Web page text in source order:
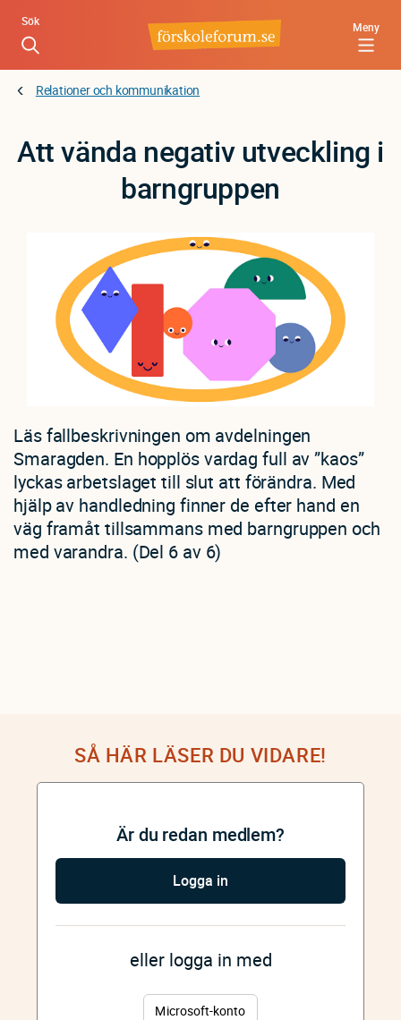
Hoppa
huvudinnehåll
Meny
Sök
Relationer och kommunikation
Att vända negativ utveckling i
barngruppen
Läs fallbeskrivningen om avdelningen
Smaragden. En hopplös vardag full av ”kaos”
lyckas arbetslaget till slut att förändra. Med
hjälp av handledning finner de efter hand en
väg framåt tillsammans med barngruppen och
med varandra. (Del 6 av 6)
SÅ HÄR LÄSER DU VIDARE!
Är du redan medlem?
Logga in
eller logga in med
Microsoft-konto